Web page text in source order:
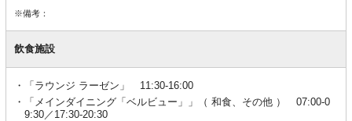
※備考：
飲食施設
「ラウンジ ラーゼン」 11:30-16:00
「メインダイニング「ベルビュー」」（ 和食、その他 ） 07:00-0
9:30／17:30-20:30